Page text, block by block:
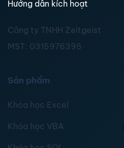
Hướng dẫn kích hoạt
Công ty TNHH Zeitgeist
MST: 0315976395
Sản phẩm
Khóa học Excel
Khóa học VBA